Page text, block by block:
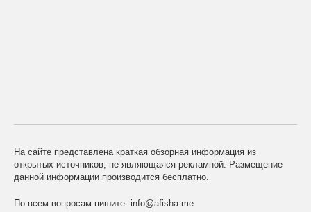
На сайте представлена краткая обзорная информация из
открытых источников, не являющаяся рекламной. Размещение
данной информации производится бесплатно.
По всем вопросам пишите: info@afisha.me